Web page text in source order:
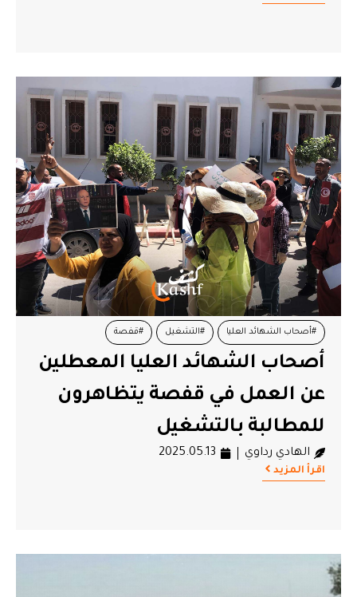
#أصحاب الشهائد العليا #التشغيل #قفصة
أصحاب الشهائد العليا المعطلين
عن العمل في قفصة يتظاهرون
للمطالبة بالتشغيل
الهادي رداوي 2025.05.13
اقرأ المزيد